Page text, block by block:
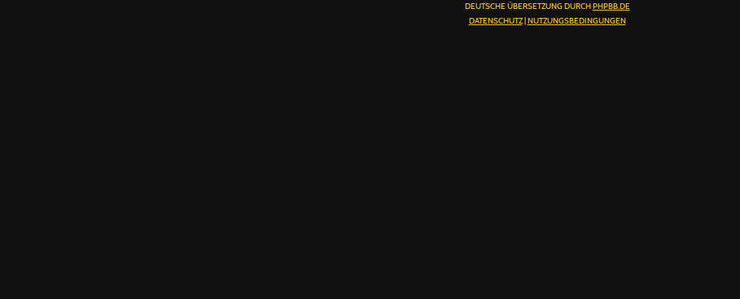
DEUTSCHE ÜBERSETZUNG DURCH PHPBB.DE
DATENSCHUTZ| NUTZUNGSBEDINGUNGEN